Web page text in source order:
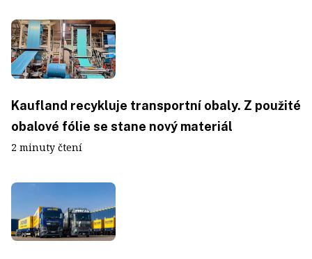
Kaufland recykluje transportní obaly. Z použité
obalové fólie se stane nový materiál
2 minuty čtení